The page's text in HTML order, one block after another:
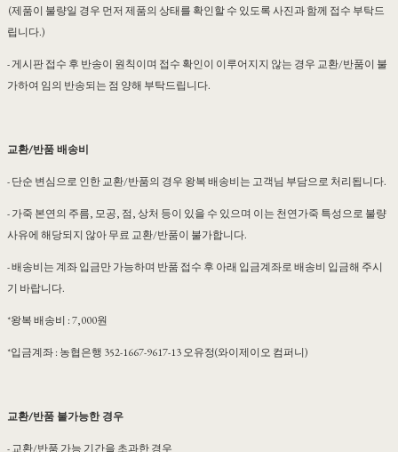
(제품이 불량일 경우 먼저 제품의 상태를 확인할 수 있도록 사진과 함께 접수 부탁드
립니다.)
- 게시판 접수 후 반송이 원칙이며 접수 확인이 이루어지지 않는 경우 교환/반품이 불
가하여 임의 반송되는 점 양해 부탁드립니다.
교환/반품 배송비
- 단순 변심으로 인한 교환/반품의 경우 왕복 배송비는 고객님 부담으로 처리됩니다.
- 가죽 본연의 주름, 모공, 점, 상처 등이 있을 수 있으며 이는 천연가죽 특성으로 불량
사유에 해당되지 않아 무료 교환/반품이 불가합니다.
- 배송비는 계좌 입금만 가능하며 반품 접수 후 아래 입금계좌로 배송비 입금해 주시
기 바랍니다.
*왕복 배송비 : 7,000원
*입금계좌 : 농협은행 352-1667-9617-13 오유정(와이제이오 컴퍼니)
교환/반품 불가능한 경우
- 교환/반품 가능 기간을 초과한 경우